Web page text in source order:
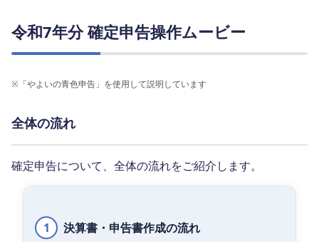
令和7年分 確定申告操作ムービー
※ 「やよいの青色申告」を使用して説明しています
全体の流れ
確定申告について、全体の流れをご紹介します。
1 決算書・申告書作成の流れ